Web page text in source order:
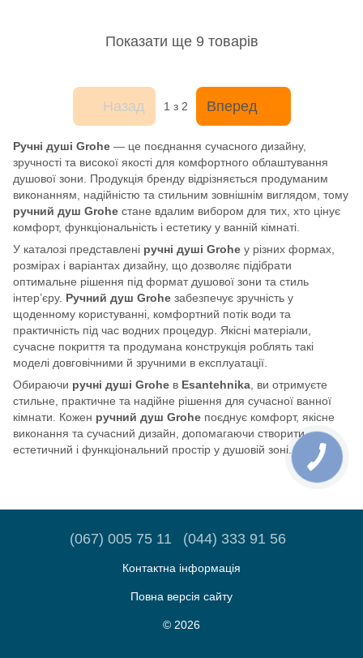
Показати ще 9 товарів
Назад 1 з 2 Вперед
Ручні душі Grohe — це поєднання сучасного дизайну,
зручності та високої якості для комфортного облаштування
душової зони. Продукція бренду відрізняється продуманим
виконанням, надійністю та стильним зовнішнім виглядом, тому
ручний душ Grohe стане вдалим вибором для тих, хто цінує
комфорт, функціональність і естетику у ванній кімнаті.
У каталозі представлені ручні душі Grohe у різних формах,
розмірах і варіантах дизайну, що дозволяє підібрати
оптимальне рішення під формат душової зони та стиль
інтер’єру. Ручний душ Grohe забезпечує зручність у
щоденному користуванні, комфортний потік води та
практичність під час водних процедур. Якісні матеріали,
сучасне покриття та продумана конструкція роблять такі
моделі довговічними й зручними в експлуатації.
Обираючи ручні душі Grohe в Esantehnika , ви отримуєте
стильне, практичне та надійне рішення для сучасної ванної
кімнати. Кожен ручний душ Grohe поєднує комфорт, якісне
виконання та сучасний дизайн, допомагаючи створити
естетичний і функціональний простір у душовій зоні.
(067) 005 75 11 (044) 333 91 56
Контактна інформація
Повна версія сайту
© 2026